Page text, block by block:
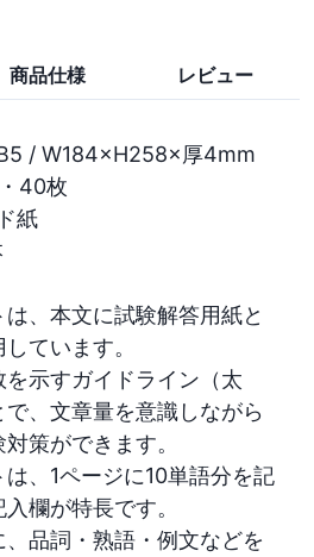
商品仕様 レビュー
/ W184×H258×厚4mm
40枚
紙
、本文に試験解答用紙と
ています。
示すガイドライン（太
、文章量を意識しながら
策ができます。
、1ページに10単語分を記
欄が特長です。
品詞・熟語・例文などを